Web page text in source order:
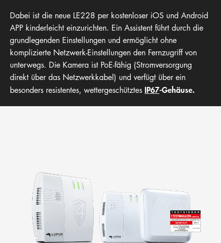
Dabei ist die neue LE228 per kostenloser iOS und Android
APP kinderleicht einzurichten. Ein Assistent führt durch die
grundlegenden Einstellungen und ermöglicht ohne
komplizierte Netzwerk-Einstellungen den Fernzugriff von
unterwegs. Die Kamera ist PoE-fähig (Stromversorgung
direkt über das Netzwerkkabel) und verfügt über ein
besonders resistentes, wettergeschütztes IP67-Gehäuse.